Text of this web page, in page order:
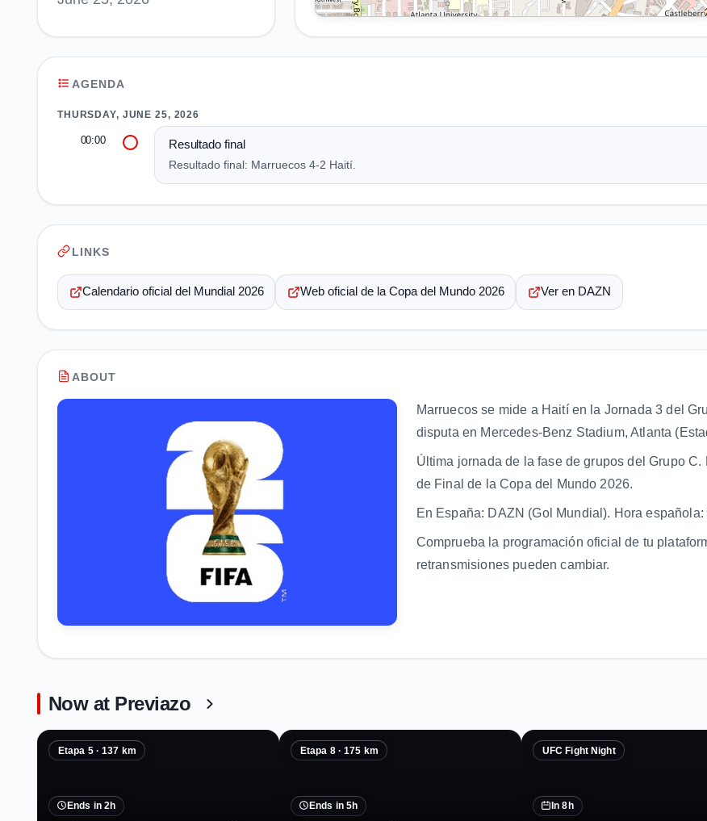
AGENDA
THURSDAY, JUNE 25, 2026
00:00 Resultado final
Resultado final: Marruecos 4-2 Haití.
LINKS
Calendario oficial del Mundial 2026 Web oficial de la Copa del Mundo 2026 Ver en DAZN
ABOUT
Marruecos se mide a Haití en la Jornada 3 del
disputa en Mercedes-Benz Stadium, Atlanta
Última jornada de la fase de grupos del Grupo
de Final de la Copa del Mundo 2026.
En España: DAZN (Gol Mundial). Hora
Comprueba la programación oficial de tu
retransmisiones pueden cambiar.
Now at Previazo
Etapa 5 · 137 km
Ends in 2h
Etapa 8 · 175 km
Ends in 5h
UFC Fight Night
In 8h